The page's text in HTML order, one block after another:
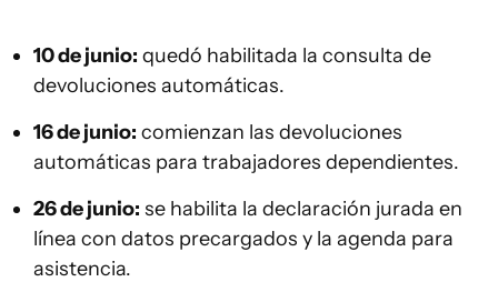
10 de junio: quedó habilitada la consulta de
devoluciones automáticas.
16 de junio: comienzan las devoluciones
automáticas para trabajadores dependientes.
26 de junio: se habilita la declaración jurada en
línea con datos precargados y la agenda para
asistencia.